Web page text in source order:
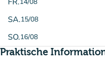
SA.15/08
SO.16/08
Praktische